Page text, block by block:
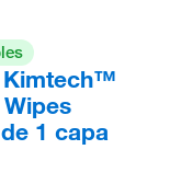
1 capa